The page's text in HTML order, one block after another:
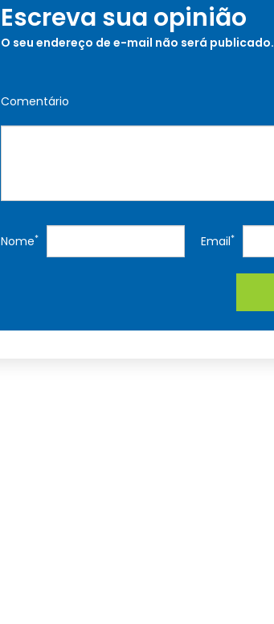
Escreva sua opinião
O seu endereço de e-mail não será publicado.
Comentário
Nome* Email*